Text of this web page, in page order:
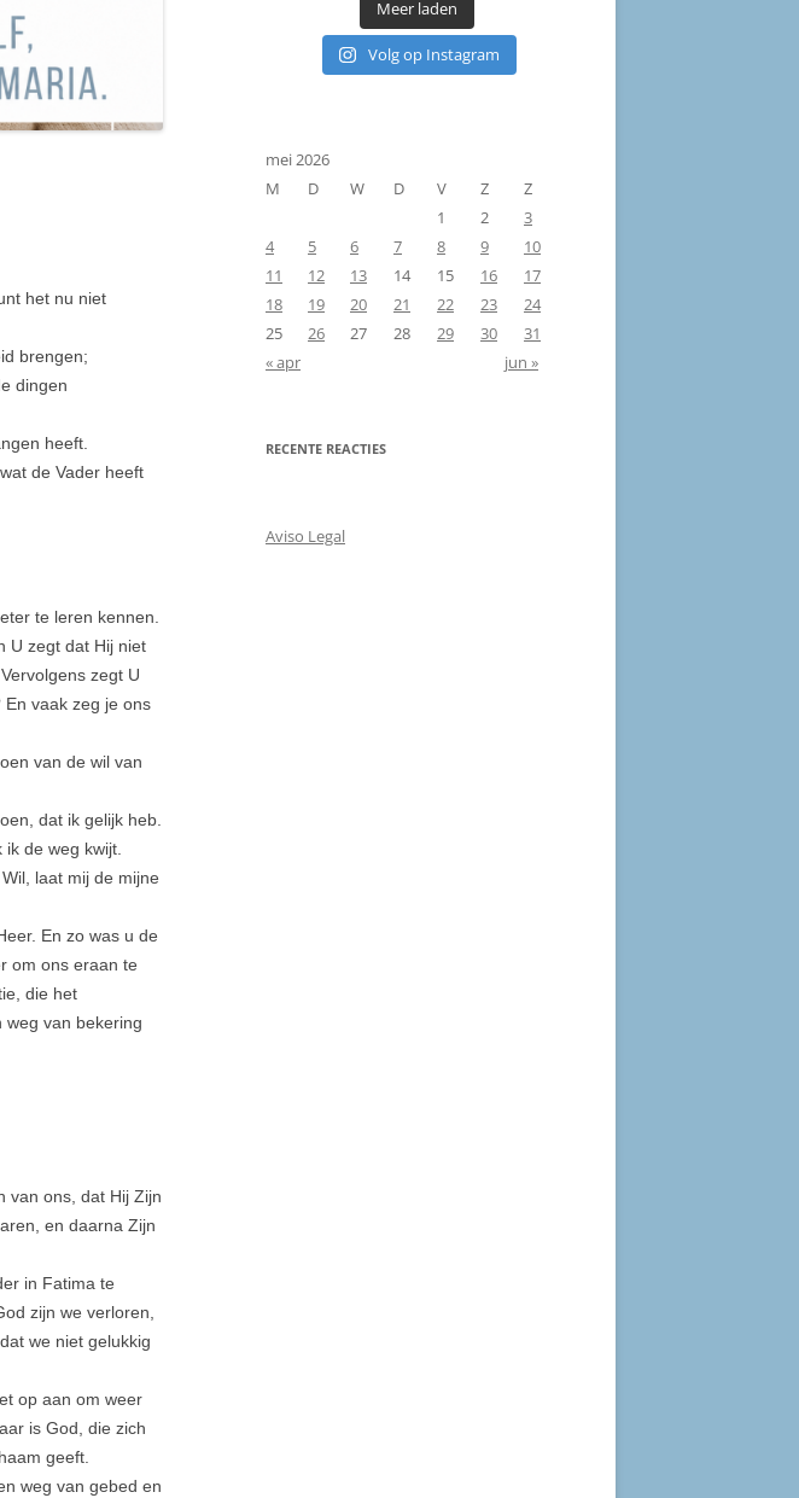
het nu niet
brengen;
dingen
heeft.
de Vader heeft
te leren kennen.
U zegt dat Hij niet
zegt U
vaak zeg je ons
van de wil van
dat ik gelijk heb.
ik de weg kwijt.
laat mij de mijne
En zo was u de
om ons eraan te
die het
weg van bekering
van ons, dat Hij Zijn
en daarna Zijn
in Fatima te
zijn we verloren,
we niet gelukkig
op aan om weer
is God, die zich
geeft.
weg van gebed en
Meer laden
Volg op Instagram
mei 2026
M
D W D V Z
Z
1
2
3
4
5 6 7 8 9
10
11
12 13 14 15 16
17
18
19 20 21 22 23
24
25
26 27 28 29 30
31
« apr
jun »
RECENTE REACTIES
Aviso Legal